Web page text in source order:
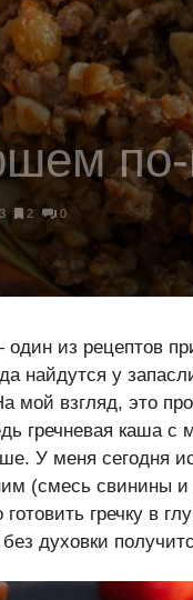
по-
2 0
из рецептов
найдутся у
мой взгляд, это
гречневая каша с
У меня сегодня
(смесь свинины
гречку в
духовки